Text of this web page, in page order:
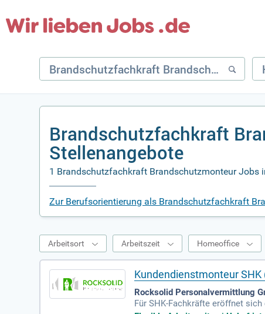
Brandschutzfachkraft
Stellenangebote
1 Brandschutzfachkraft Brandschutzmonteur Jobs
Zur Berufsorientierung als Brandschutzfachkraft
Arbeitsort Arbeitszeit Homeoffice
Kundendienstmonteur
Rocksolid Personalvermittlung
Für SHK-Fachkräfte eröffnet